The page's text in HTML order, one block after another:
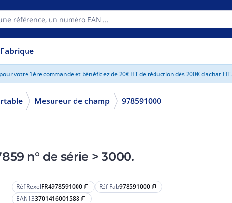
votre 1ère commande et bénéficiez de 20€ HT de réduction dès 200€ d'achat HT.
Mesureur de champ 978591000
Pare-soleil-pluie+patère 784x/7859 n° de série > 3000.
Réf RexelFR4978591000 content_copy Réf Fab978591000 content_copy
EAN133701416001588 content_copy